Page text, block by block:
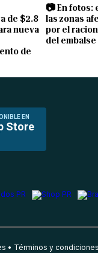
de $2.8
nueva
de
📷 En fotos:
las zonas
por el
del embalse
EN
Store
Términos y